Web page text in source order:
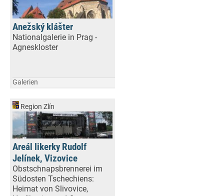
Anežský klášter
Nationalgalerie in Prag -
Agneskloster
Galerien
Region Zlín
Areál likerky Rudolf
Jelínek, Vizovice
Obstschnapsbrennerei im
Südosten Tschechiens:
Heimat von Slivovice,